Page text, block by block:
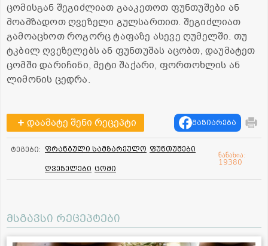
ცომისგან შეგიძლიათ გააკეთოთ ფუნთუშები ან
მოამზადოთ ღვეზელი გულსართით. შეგიძლიათ
გამოაცხოთ როგორც ტაფაზე ასევე ღუმელში. თუ
ტკბილ ღვეზელებს ან ფუნთუშას აცობთ, დაუმატეთ
ცომში დარიჩინი, მეტი შაქარი, ფორთოხლის ან
ლიმონის ცედრა.
დაამატე შენი რეცეპტი გაზიარება
ტეგები: ფრანგული სამზარეულო ფუნთუშები
ღვეზელები ცომი
ნანახია:
19380
მსგავსი რეცეპტები